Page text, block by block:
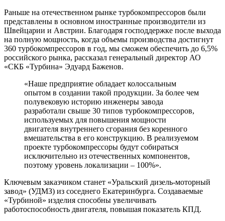
Раньше на отечественном рынке турбокомпрессоров были
представлены в основном иностранные производители из
Швейцарии и Австрии. Благодаря господдержке после выхода
на полную мощность, когда объемы производства достигнут
360 турбокомпрессоров в год, мы сможем обеспечить до 6,5%
российского рынка, рассказал генеральный директор АО
«СКБ «Турбина» Эдуард Баженов.
«Наше предприятие обладает колоссальным
опытом в создании такой продукции. За более чем
полувековую историю инженеры завода
разработали свыше 30 типов турбокомпрессоров,
используемых для повышения мощности
двигателя внутреннего сгорания без коренного
вмешательства в его конструкцию. В реализуемом
проекте турбокомпрессоры будут собираться
исключительно из отечественных компонентов,
поэтому уровень локализации – 100%».
Ключевым заказчиком станет «Уральский дизель-моторный
завод» (УДМЗ) из соседнего Екатеринбурга. Создаваемые
«Турбиной» изделия способны увеличивать
работоспособность двигателя, повышая показатель КПД.